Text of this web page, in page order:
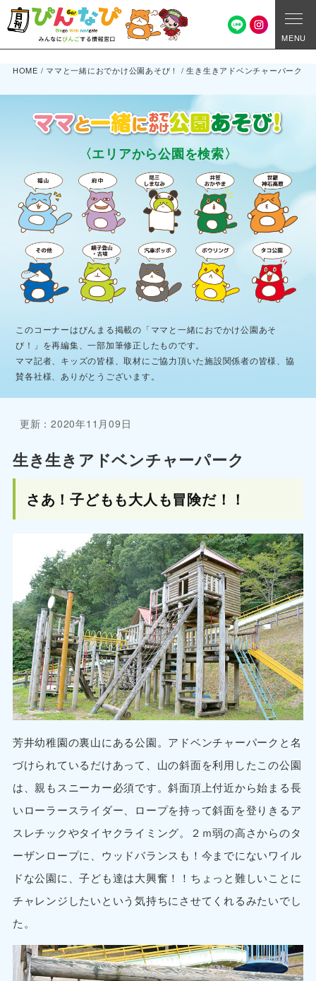
MENU
HOME / ママと一緒におでかけ公園あそび！ /生き生きアドベンチャーパーク
〈エリアから公園を検索〉
このコーナーはびんまる掲載の「ママと一緒におでかけ公園あそ
び！」を再編集、一部加筆修正したものです。
ママ記者、キッズの皆様、取材にご協力頂いた施設関係者の皆様、協
賛各社様、ありがとうございます。
更新：2020年11月09日
生き生きアドベンチャーパーク
さあ！子どもも大人も冒険だ！！
芳井幼稚園の裏山にある公園。アドベンチャーパークと名
づけられているだけあって、山の斜面を利用したこの公園
は、親もスニーカー必須です。斜面頂上付近から始まる長
いローラースライダー、ロープを持って斜面を登りきるア
スレチックやタイヤクライミング。２ｍ弱の高さからのタ
ーザンロープに、ウッドバランスも！今までにないワイル
ドな公園に、子ども達は大興奮！！ちょっと難しいことに
チャレンジしたいという気持ちにさせてくれるみたいでし
た。